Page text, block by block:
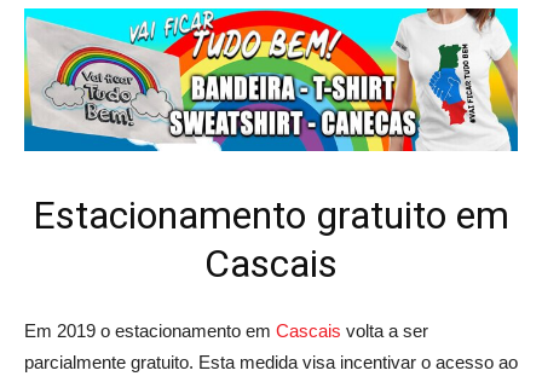
Estacionamento gratuito em
Cascais
Em 2019 o estacionamento em Cascais volta a ser
parcialmente gratuito. Esta medida visa incentivar o acesso ao